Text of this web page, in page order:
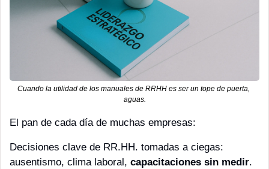
Cuando la utilidad de los manuales de RRHH es ser un tope de puerta,
aguas.
El pan de cada día de muchas empresas:
Decisiones clave de RR.HH. tomadas a ciegas:
ausentismo, clima laboral, capacitaciones sin medir.